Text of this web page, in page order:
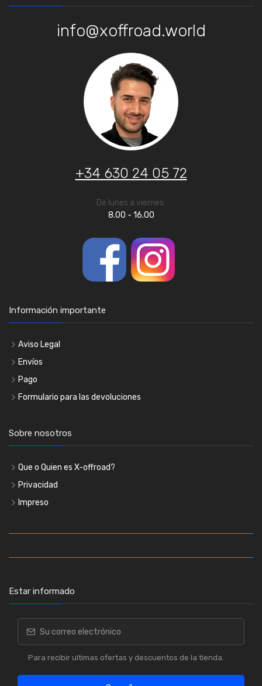
info@xoffroad.world
+34 630 24 05 72
De lunes a viernes:
8.00 - 16.00
Información importante
Aviso Legal
Envíos
Pago
Formulario para las devoluciones
Sobre nosotros
Que o Quien es X-offroad?
Privacidad
Impreso
Estar informado
Para recibir ultimas ofertas y descuentos de la tienda.